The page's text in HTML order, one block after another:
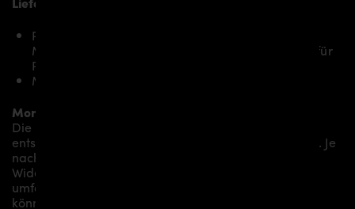
PD700GTR WB Frontspoilerschwert Lip für
Mercedes-AMG GT/GTS passend ausschließlich für
PD700GTR Frontstoßstange
Montagematerial (auf spezielle Anfrage)
Montage:
Die Montage empfehlen wir grundsätzlich durch
entsprechendes Fachpersonal durchführen zu lassen. Je
nach Aerodynamikpaket/
Widebodykit können kleine bis hin zu sehr
umfangreichen Montagearbeiten anfallen. Gerne
können wir Ihnen je nach Region eine professionelle